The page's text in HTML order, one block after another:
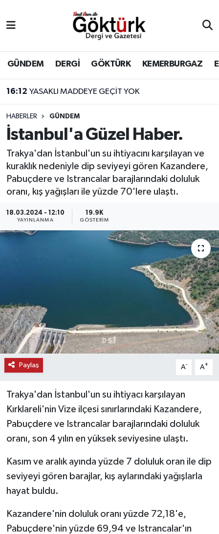
GÜNDEM DERGİ GÖKTÜRK KEMERBURGAZ
16:12 YASAKLI MADDEYE GEÇİT YOK
HABERLER GÜNDEM
İstanbul'a Güzel Haber.
Trakya'dan İstanbul'un su ihtiyacını karşılayan ve
kuraklık nedeniyle dip seviyeyi gören Kazandere,
Pabuçdere ve Istrancalar barajlarındaki doluluk
oranı, kış yağışları ile yüzde 70'lere ulaştı.
18.03.2024 - 12:10
YAYINLANMA
19.9K
GÖSTERIM
Paylaş A- A+
Trakya'dan İstanbul'un su ihtiyacı karşılayan
Kırklareli'nin Vize ilçesi sınırlarındaki Kazandere,
Pabuçdere ve Istrancalar barajlarındaki doluluk
oranı, son 4 yılın en yüksek seviyesine ulaştı.
Kasım ve aralık ayında yüzde 7 doluluk oran ile dip
seviyeyi gören barajlar, kış aylarındaki yağışlarla
hayat buldu.
Kazandere'nin doluluk oranı yüzde 72,18'e,
Pabuçdere'nin yüzde 69,94 ve Istrancalar'ın
BİLİM
DERGİ
DÜNYA
EĞİTİM
EKONOMİ
GÖKTÜRK
GÜNDEM
KEMERBURGAZ
ÖZEL HABER
SAĞLIK
SPOR
TİCARET
YAŞAM
Eyüpsultan Hava Durumu
Eyüpsultan Trafik Yoğunluk Haritası
Süper Lig Puan Durumu ve Fikstür
Tüm Manşetler
Son Dakika Haberleri
Haber Arşivi